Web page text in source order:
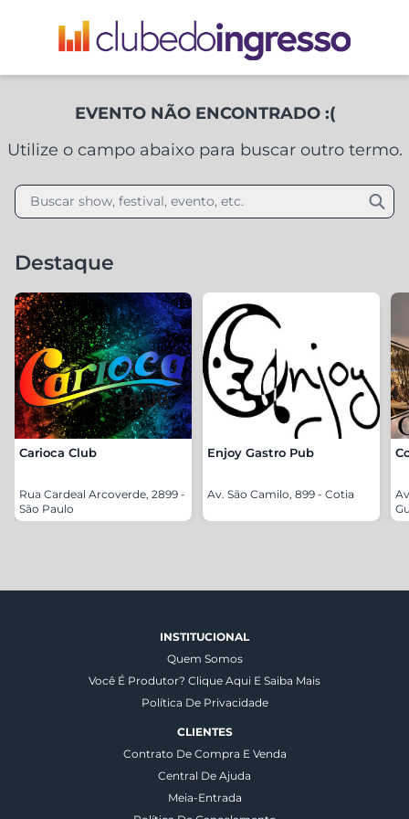
EVENTO NÃO ENCONTRADO :(
Utilize o campo abaixo para buscar outro termo.
Buscar show, festival, evento, etc.
Destaque
Carioca Club
Rua Cardeal Arcoverde, 2899 -
São Paulo
Enjoy Gastro Pub
Av. São Camilo, 899 - Cotia
INSTITUCIONAL
Quem Somos
Você É Produtor? Clique Aqui E Saiba Mais
Política De Privacidade
CLIENTES
Contrato De Compra E Venda
Central De Ajuda
Meia-Entrada